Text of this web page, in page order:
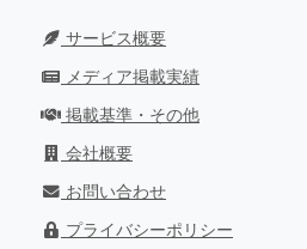
サービス概要
メディア掲載実績
掲載基準・その他
会社概要
お問い合わせ
プライバシーポリシー